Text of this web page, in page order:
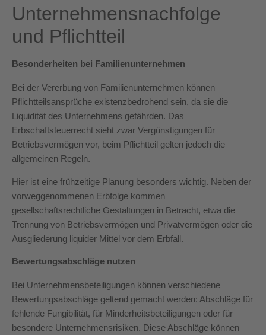
Unternehmensnachfolge
und Pflichtteil
Besonderheiten bei Familienunternehmen
Bei der Vererbung von Familienunternehmen können
Pflichtteilsansprüche existenzbedrohend sein, da sie die
Liquidität des Unternehmens gefährden. Das
Erbschaftsteuerrecht sieht zwar Vergünstigungen für
Betriebsvermögen vor, beim Pflichtteil gelten jedoch die
allgemeinen Regeln.
Hier ist eine frühzeitige Planung besonders wichtig. Neben der
vorweggenommenen Erbfolge kommen
gesellschaftsrechtliche Gestaltungen in Betracht, etwa die
Trennung von Betriebsvermögen und Privatvermögen oder die
Ausgliederung liquider Mittel vor dem Erbfall.
Bewertungsabschläge nutzen
Bei Unternehmensbeteiligungen können verschiedene
Bewertungsabschläge geltend gemacht werden: Abschläge für
fehlende Fungibilität, für Minderheitsbeteiligungen oder für
besondere Unternehmensrisiken. Diese Abschläge können